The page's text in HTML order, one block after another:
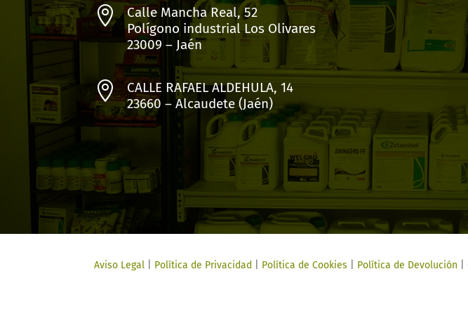

Calle Mancha Real, 52
Polígono industrial Los Olivares
23009 – Jaén

CALLE RAFAEL ALDEHULA, 14
23660 – Alcaudete (Jaén)
Aviso Legal Política de Privacidad Política de Cookies Política de Devolución |